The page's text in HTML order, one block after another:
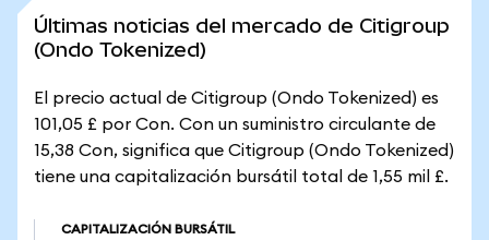
Últimas noticias del mercado de Citigroup
(Ondo Tokenized)
El precio actual de Citigroup (Ondo Tokenized) es
101,05 £ por Con. Con un suministro circulante de
15,38 Con, significa que Citigroup (Ondo Tokenized)
tiene una capitalización bursátil total de 1,55 mil £.
CAPITALIZACIÓN BURSÁTIL